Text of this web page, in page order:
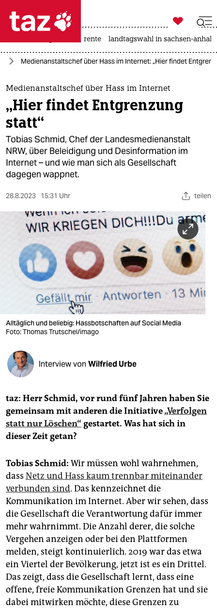
 taz zahl ich
taz zahl ich
themen
politik
öko
gesellschaft
kultur
sport
berlin
nord
wahrheit
verlag
verlag
veranstaltungen
fragen & hilfe
unterstützen
abo
genossenschaft
epaper login

taz zahl ich
rente landtagswahl in sachsen-anhalt
Medienanstaltschef über Hass im Internet: „Hier findet
Medienanstaltschef über Hass im Internet
„Hier findet Entgrenzung
statt“
Tobias Schmid, Chef der Landesmedienanstalt
NRW, über Beleidigung und Desinformation im
Internet – und wie man sich als Gesellschaft
dagegen wappnet.
28.8.2023 15:31 Uhr teilen
Alltäglich und beliebig: Hass­botschaften auf Social Media
Foto: Thomas Trutschel/imago
Interview von Wilfried Urbe
taz: Herr Schmid, vor rund fünf Jahren haben Sie
gemeinsam mit anderen die Initiative„Verfolgen
statt nur Löschen“ gestartet. Was hat sich in
dieser Zeit getan?
Tobias Schmid: Wir müssen wohl wahrnehmen,
dass Netz und Hass kaum trennbar miteinander
verbunden sind. Das kennzeichnet die
Kommunikation im Internet. Aber wir sehen, dass
die Gesellschaft die Verantwortung dafür immer
mehr wahrnimmt. Die Anzahl derer, die solche
Vergehen anzeigen oder bei den Plattformen
melden, steigt kontinuierlich. 2019 war das etwa
ein Viertel der Bevölkerung, jetzt ist es ein Drittel.
Das zeigt, dass die Gesellschaft lernt, dass eine
offene, freie Kommunikation Grenzen hat und sie
dabei mitwirken möchte, diese Grenzen zu